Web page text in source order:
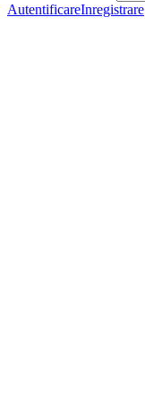
AutentificareInregistrare